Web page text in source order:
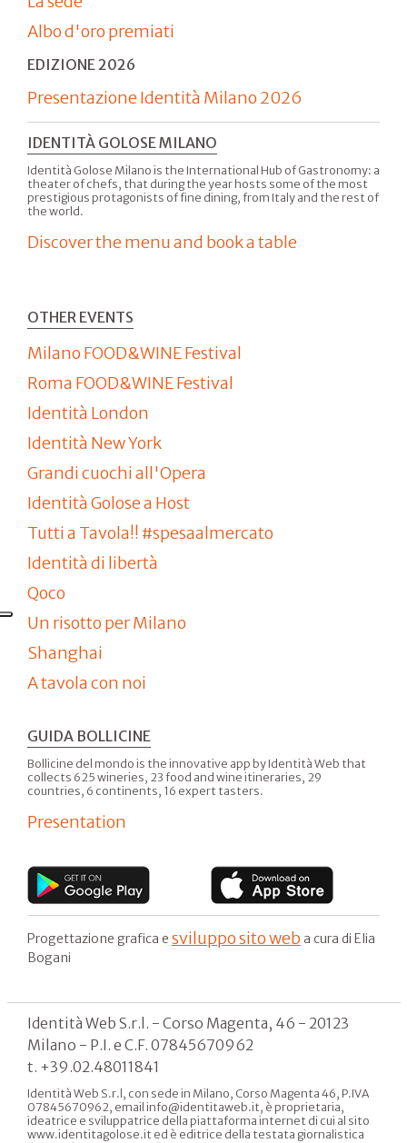
Albo d'oro premiati
EDIZIONE 2026
Presentazione Identità Milano 2026
IDENTITÀ GOLOSE MILANO
Identità Golose Milano is the International Hub of Gastronomy: a
theater of chefs, that during the year hosts some of the most
prestigious protagonists of fine dining, from Italy and the rest of
the world.
Discover the menu and book a table
OTHER EVENTS
Milano FOOD&WINE Festival
Roma FOOD&WINE Festival
Identità London
Identità New York
Grandi cuochi all'Opera
Identità Golose a Host
Tutti a Tavola!! #spesaalmercato
Identità di libertà
Qoco
Un risotto per Milano
Shanghai
A tavola con noi
GUIDA BOLLICINE
Bollicine del mondo is the innovative app by Identità Web that
collects 625 wineries, 23 food and wine itineraries, 29
countries, 6 continents, 16 expert tasters.
Presentation
Progettazione grafica e sviluppo sito web a cura di Elia
Bogani
Identità Web S.r.l. - Corso Magenta, 46 - 20123
Milano - P.I. e C.F. 07845670962
t. +39.02.48011841
Identità Web S.r.l, con sede in Milano, Corso Magenta 46, P.IVA
07845670962, email info@identitaweb.it, è proprietaria,
ideatrice e sviluppatrice della piattaforma internet di cui al sito
www.identitagolose.it ed è editrice della testata giornalistica